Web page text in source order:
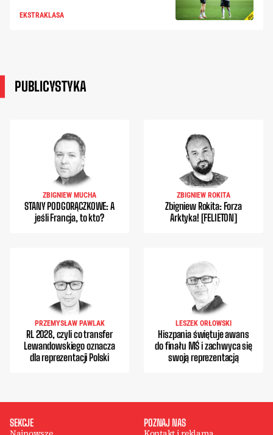
EKSTRAKLASA
PUBLICYSTYKA
ZBIGNIEW MUCHA
STANY PODGORĄCZKOWE: A
jeśli Francja, to kto?
ZBIGNIEW ROKITA
Zbigniew Rokita: Forza
Arktyka! [FELIETON]
PRZEMYSŁAW PAWLAK
RL 2028, czyli co transfer
Lewandowskiego oznacza
dla reprezentacji Polski
LESZEK ORŁOWSKI
Hiszpania świętuje awans
do finału MŚ i zachwyca się
swoją reprezentacją
SEKCJE POZNAJ NAS